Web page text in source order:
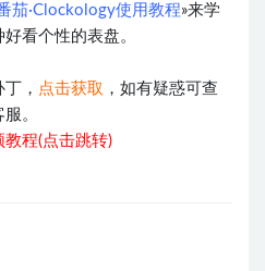
茄·Clockology使用教程»来学
看个性的表盘。
， 点击获取 ，如有疑惑可查
。
教程(点击跳转)